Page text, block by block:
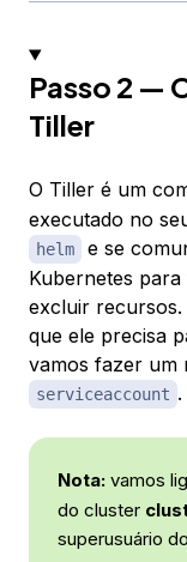
Passo 2 —
Tiller
O Tiller é um
executado no
helm
e se
Kubernetes
excluir recursos.
que ele precisa
vamos fazer um
serviceaccount .
Nota: vamos
do cluster
superusuário